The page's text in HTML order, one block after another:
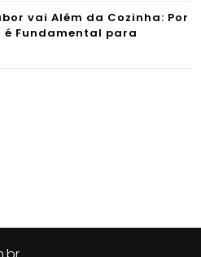
vai Além da Cozinha: Por
é Fundamental para